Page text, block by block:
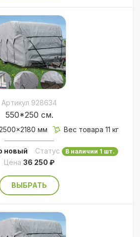
Артикул 928634
550*250 см.
мм Вес товара 11 кг
новый Статус В наличии 1 шт.
Цена 36 250 ₽
ВЫБРАТЬ